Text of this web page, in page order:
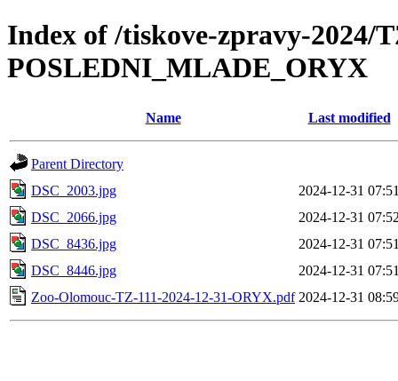
Index of /tiskove-zpravy-2024/
POSLEDNI_MLADE_ORYX
Name Last modified
Parent Directory
DSC_2003.jpg
2024-12-31
DSC_2066.jpg
2024-12-31
DSC_8436.jpg
2024-12-31
DSC_8446.jpg
2024-12-31
Zoo-Olomouc-TZ-111-2024-12-31-ORYX.pdf 2024-12-31